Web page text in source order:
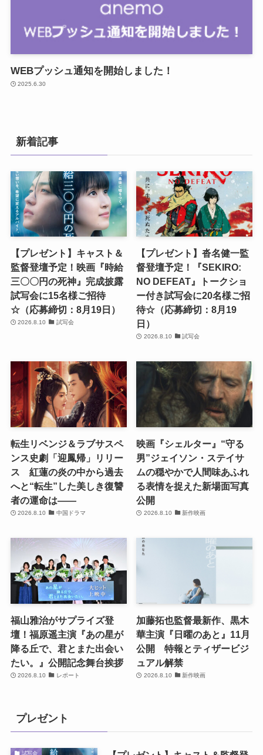
WEBプッシュ通知を開始しました！
2025.6.30
新着記事
【プレゼント】キャスト＆
監督登壇予定！映画『時給
三〇〇円の死神』完成披露
試写会に15名様ご招待
☆（応募締切：8月19日）
2026.8.10 試写会
【プレゼント】沓名健一監
督登壇予定！『SEKIRO:
NO DEFEAT』トークショ
ー付き試写会に20名様ご招
待☆（応募締切：8月19
日）
2026.8.10 試写会
転生リベンジ＆ラブサスペ
ンス史劇「迎鳳帰」リリー
ス 紅蓮の炎の中から過去
へと“転生”した美しき復讐
者の運命は――
2026.8.10 中国ドラマ
映画『シェルター』“守る
男”ジェイソン・ステイサ
ムの穏やかで人間味あふれ
る表情を捉えた新場面写真
公開
2026.8.10 新作映画
福山雅治がサプライズ登
壇！福原遥主演『あの星が
降る丘で、君とまた出会い
たい。』公開記念舞台挨拶
2026.8.10 レポート
加藤拓也監督最新作、黒木
華主演『日曜のあと』11月
公開 特報とティザービジ
ュアル解禁
2026.8.10 新作映画
プレゼント
試写会